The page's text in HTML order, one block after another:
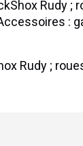
Rudy ;
:
Rudy ;